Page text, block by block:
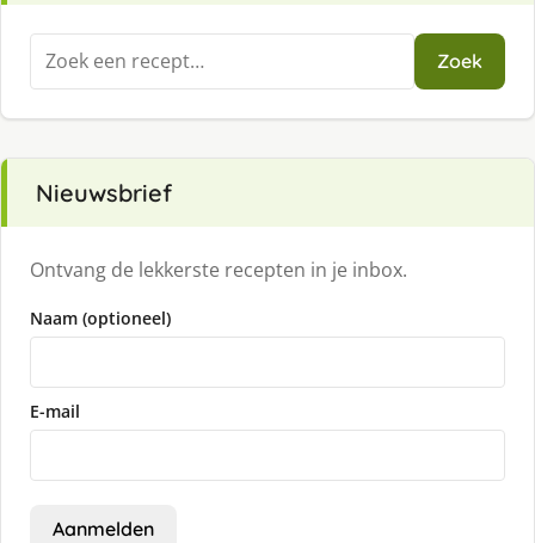
Zoeken
naar:
Zoek
Nieuwsbrief
Ontvang de lekkerste recepten in je inbox.
Naam (optioneel)
E-mail
Aanmelden